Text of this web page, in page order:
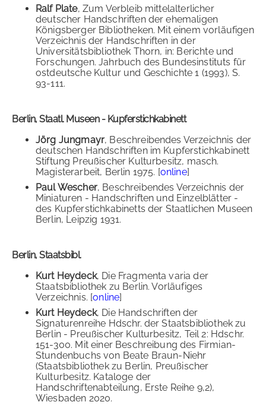
Ralf Plate, Zum Verbleib mittelalterlicher
deutscher Handschriften der ehemaligen
Königsberger Bibliotheken. Mit einem vorläufigen
Verzeichnis der Handschriften in der
Universitätsbibliothek Thorn, in: Berichte und
Forschungen. Jahrbuch des Bundesinstituts für
ostdeutsche Kultur und Geschichte 1 (1993), S.
93-111.
Berlin, Staatl. Museen - Kupferstichkabinett
Jörg Jungmayr, Beschreibendes Verzeichnis der
deutschen Handschriften im Kupferstichkabinett
Stiftung Preußischer Kulturbesitz, masch.
Magisterarbeit, Berlin 1975. [online]
Paul Wescher, Beschreibendes Verzeichnis der
Miniaturen - Handschriften und Einzelblätter -
des Kupferstichkabinetts der Staatlichen Museen
Berlin, Leipzig 1931.
Berlin, Staatsbibl.
Kurt Heydeck, Die Fragmenta varia der
Staatsbibliothek zu Berlin. Vorläufiges
Verzeichnis. [online]
Kurt Heydeck, Die Handschriften der
Signaturenreihe Hdschr. der Staatsbibliothek zu
Berlin - Preußischer Kulturbesitz, Teil 2: Hdschr.
151-300. Mit einer Beschreibung des Firmian-
Stundenbuchs von Beate Braun-Niehr
(Staatsbibliothek zu Berlin, Preußischer
Kulturbesitz. Kataloge der
Handschriftenabteilung, Erste Reihe 9,2),
Wiesbaden 2020.